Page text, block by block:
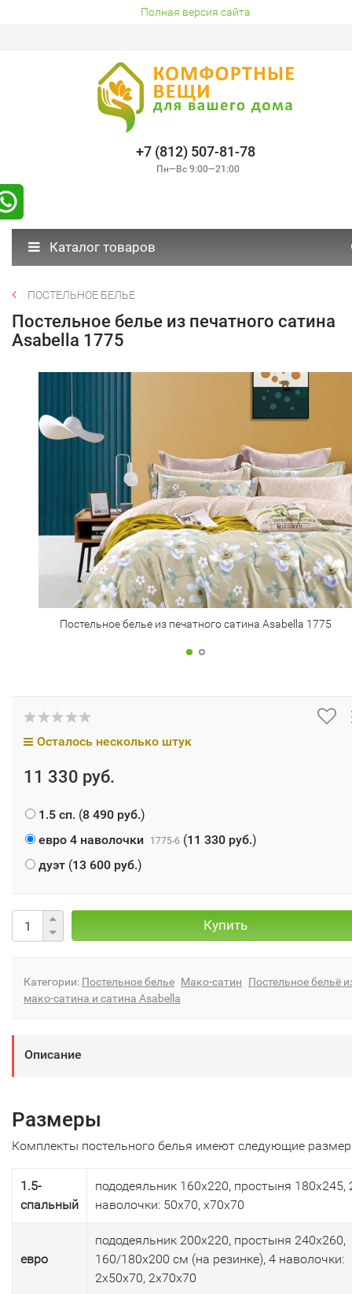
Полная версия сайта
+7 (812) 507-81-78
Пн—Вс 9:00—21:00
Каталог товаров
ПОСТЕЛЬНОЕ БЕЛЬЕ
Постельное белье из печатного сатина
Asabella 1775
Постельное белье из печатного сатина Asabella 1775
Осталось несколько штук
11 330 руб.
1.5 сп. (8 490 руб.)
евро 4 наволочки
1775-6 (11 330 руб.)
дуэт (13 600 руб.)
Купить
Категории: Постельное белье Мако-сатин
Постельное бельё
мако-сатина и сатина Asabella
Описание
Размеры
Комплекты постельного белья имеют следующие
1.5-
спальный
пододеяльник 160х220, простыня 180х245,
наволочки: 50х70, х70х70
евро
пододеяльник 200х220, простыня 240х260,
160/180х200 см (на резинке), 4 наволочки:
2х50х70, 2х70х70